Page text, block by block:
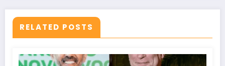
RELATED POSTS